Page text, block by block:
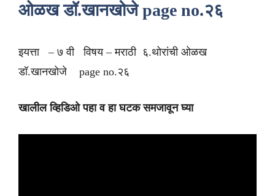
ओळख डॉ.खानखोजे page no.२६
इयत्ता – ७ वी विषय – मराठी ६.थोरांची ओळख
डॉ.खानखोजे page no.२६
खालील व्हिडिओ पहा व हा घटक समजावून घ्या